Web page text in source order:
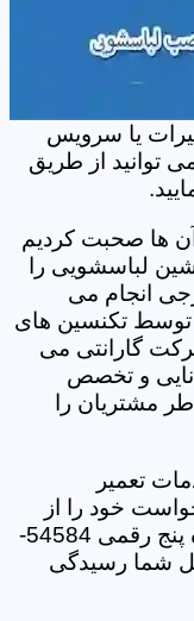
یا سرویس
توانید از طریق
آن ها صحبت کردیم
لباسشویی را
انجام می
توسط تکنسین های
این شرکت گارانتی می
و تخصص
مشتریان را
تعمیر
خود را از
طریق فرم آنلاین و یا تماس با شماره پنج رقمی 54584-
شما رسیدگی